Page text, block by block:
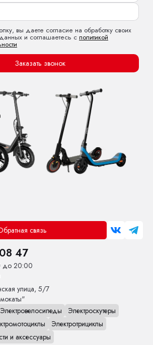
вы даете согласие на обработку своих
и соглашаетесь с политикой
Заказать звонок
связь
47
до 20:00
улица, 5/7
Электровелосипеды
Электроскутеры
Электротрициклы
и аксессуары